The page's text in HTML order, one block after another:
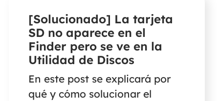
[Solucionado] La tarjeta
SD no aparece en el
Finder pero se ve en la
Utilidad de Discos
En este post se explicará por
qué y cómo solucionar el